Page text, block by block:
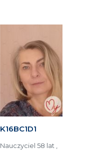
K16BC1D1
Nauczyciel 58 lat ,